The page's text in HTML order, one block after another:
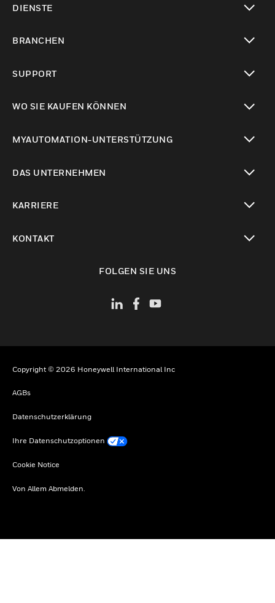
DIENSTE
BRANCHEN
SUPPORT
WO SIE KAUFEN KÖNNEN
MYAUTOMATION-UNTERSTÜTZUNG
DAS UNTERNEHMEN
KARRIERE
KONTAKT
FOLGEN SIE UNS
Copyright © 2026 Honeywell International Inc
AGBs
Datenschutzerklärung
Ihre Datenschutzoptionen
Cookie Notice
Von Allem Abmelden.